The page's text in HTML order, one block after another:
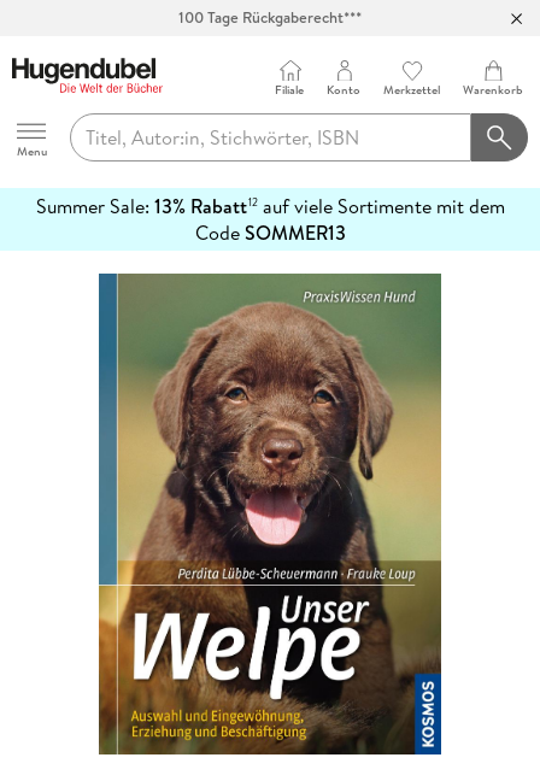
100 Tage Rückgaberecht***
Hugendubel
Menu
Filiale Konto Merkzettel Warenkorb
Summer Sale: 13% Rabatt12auf viele Sortimente mit dem
CodeSOMMER13
erfahren